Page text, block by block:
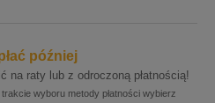
później
na raty lub z odroczoną płatnością!
wyboru metody płatności wybierz